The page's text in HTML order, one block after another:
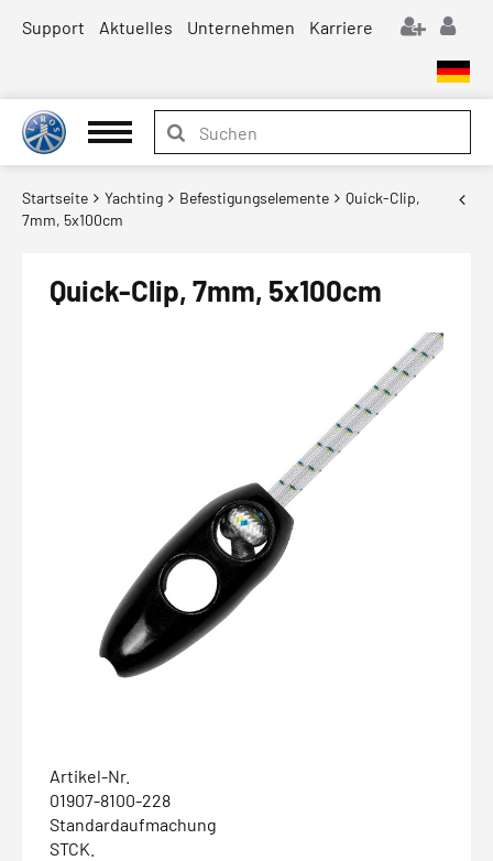
Support Aktuelles Unternehmen Karriere
Startseite Yachting Befestigungselemente
Quick-Clip,
7mm, 5x100cm
Quick-Clip, 7mm, 5x100cm
Artikel-Nr.
01907-8100-228
Standardaufmachung
STCK.